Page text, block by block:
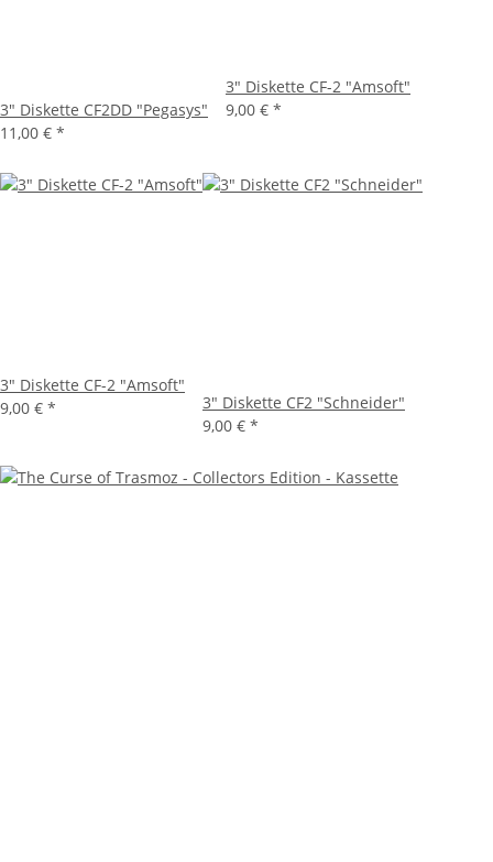
3" Diskette CF2DD "Pegasys"
11,00 € *
3" Diskette CF-2 "Amsoft"
9,00 € *
3" Diskette CF-2 "Amsoft"
9,00 € *
3" Diskette CF2 "Schneider"
9,00 € *